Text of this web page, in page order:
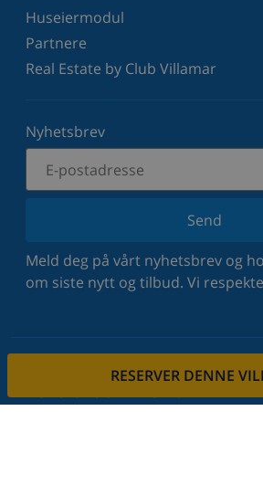
RESERVER DENNE
Huseiermodul
Partnere
Real Estate by Club Villamar
Nyhetsbrev
Send
Meld deg på vårt nyhetsbrev og
om siste nytt og tilbud. Vi